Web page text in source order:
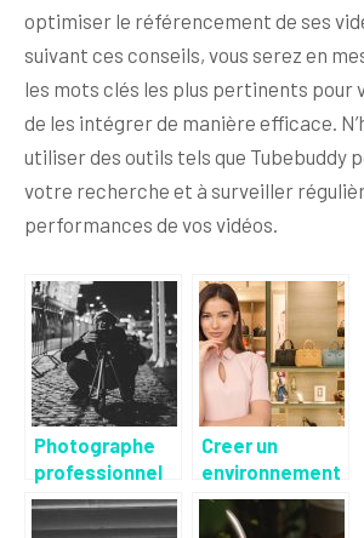
optimiser le référencement de ses
suivant ces conseils, vous serez en
les mots clés les plus pertinents pour
de les intégrer de manière efficace.
utiliser des outils tels que Tubebuddy
votre recherche et à surveiller
performances de vos vidéos.
Photographe
professionnel
pour photo de
profil
Creer un
environnement
favorable pour
les clients et